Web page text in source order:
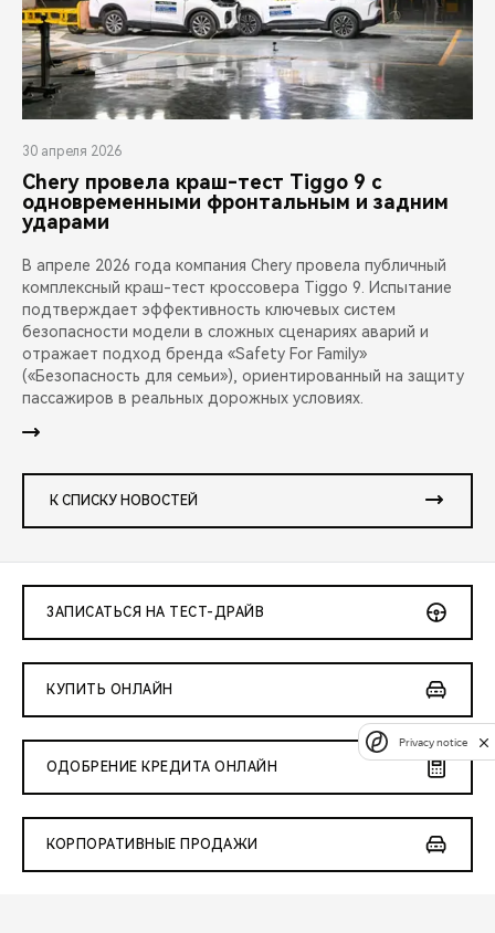
30 апреля 2026
Chery провела краш-тест Tiggo 9 с
одновременными фронтальным и задним
ударами
В апреле 2026 года компания Chery провела публичный
комплексный краш-тест кроссовера Tiggo 9. Испытание
подтверждает эффективность ключевых систем
безопасности модели в сложных сценариях аварий и
отражает подход бренда «Safety For Family»
(«Безопасность для семьи»), ориентированный на защиту
пассажиров в реальных дорожных условиях.
К СПИСКУ НОВОСТЕЙ
ЗАПИСАТЬСЯ НА ТЕСТ-ДРАЙВ
КУПИТЬ ОНЛАЙН
ОДОБРЕНИЕ КРЕДИТА ОНЛАЙН
КОРПОРАТИВНЫЕ ПРОДАЖИ
Privacy notice